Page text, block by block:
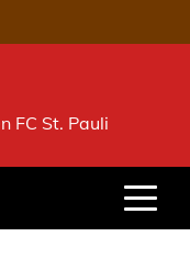
FC St. Pauli